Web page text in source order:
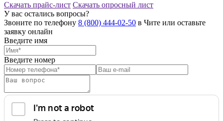
Скачать прайс-лист Скачать опросный лист
У вас остались вопросы?
Звоните по телефону 8 (800) 444-02-50 в Чите или оставьте
заявку онлайн
Введите имя
Введите номер